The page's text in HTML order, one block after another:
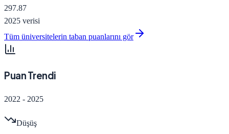
297.87
2025 verisi
Tüm üniversitelerin taban puanlarını gör
Puan Trendi
2022 - 2025
Düşüş